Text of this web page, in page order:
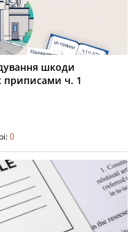
шкоди
приписами ч. 1
0